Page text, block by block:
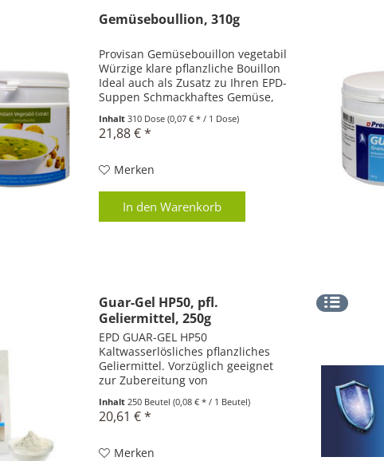
Gemüseboullion, 310g
Provisan Gemüsebouillon vegetabil
Würzige klare pflanzliche Bouillon
Ideal auch als Zusatz zu Ihren EPD-
Suppen Schmackhaftes Gemüse,
Zusammensetzung: Meersalz,
Maltodextrin*, Hefeextrakt,
Inhalt310 Dose(0,07 € * / 1 Dose)
21,88 € *
Merken
In den Warenkorb
Guar-Gel HP50, pfl.
Geliermittel, 250g
EPD GUAR-GEL HP50
Kaltwasserlösliches pflanzliches
Geliermittel. Vorzüglich geeignet
zur Zubereitung von
Desserts, Frischkonfitüre, Glace,
Saucen, Dressings usw. Zu
klassischen...
Inhalt 250 Beutel(0,08 € * / 1 Beutel)
20,61 € *
Merken